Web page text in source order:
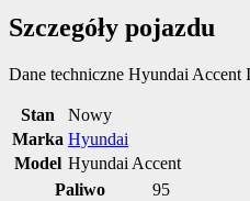
Szczegóły pojazdu
Dane techniczne Hyundai Accent
Stan
Nowy
Marka Hyundai
Model Hyundai Accent
Paliwo
95